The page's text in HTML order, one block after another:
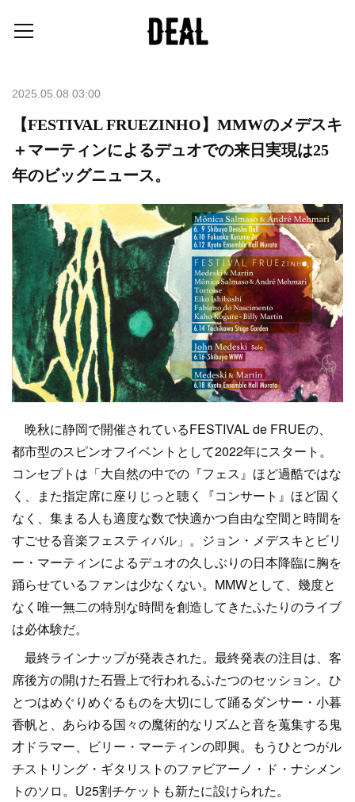
2025.05.08 03:00
【FESTIVAL FRUEZINHO】MMWのメデスキ
＋マーティンによるデュオでの来日実現は25
年のビッグニュース。
晩秋に静岡で開催されているFESTIVAL de FRUEの、
都市型のスピンオフイベントとして2022年にスタート。
コンセプトは「大自然の中での『フェス』ほど過酷ではな
く、また指定席に座りじっと聴く『コンサート』ほど固く
なく、集まる人も適度な数で快適かつ自由な空間と時間を
すごせる音楽フェスティバル」。ジョン・メデスキとビリ
ー・マーティンによるデュオの久しぶりの日本降臨に胸を
踊らせているファンは少なくない。MMWとして、幾度と
なく唯一無二の特別な時間を創造してきたふたりのライブ
は必体験だ。
最終ラインナップが発表された。最終発表の注目は、客
席後方の開けた石畳上で行われるふたつのセッション。ひ
とつはめぐりめぐるものを大切にして踊るダンサー・小暮
香帆と、あらゆる国々の魔術的なリズムと音を蒐集する鬼
才ドラマー、ビリー・マーティンの即興。もうひとつがル
チストリング・ギタリストのファビアーノ・ド・ナシメン
トのソロ。U25割チケットも新たに設けられた。